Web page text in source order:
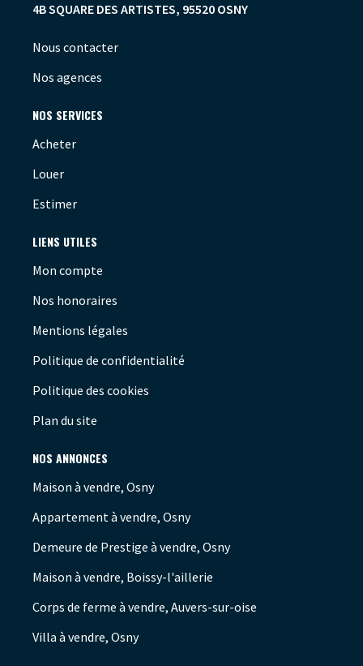
4B SQUARE DES ARTISTES, 95520 OSNY
Nous contacter
Nos agences
NOS SERVICES
Acheter
Louer
Estimer
LIENS UTILES
Mon compte
Nos honoraires
Mentions légales
Politique de confidentialité
Politique des cookies
Plan du site
NOS ANNONCES
Maison à vendre, Osny
Appartement à vendre, Osny
Demeure de Prestige à vendre, Osny
Maison à vendre, Boissy-l'aillerie
Corps de ferme à vendre, Auvers-sur-oise
Villa à vendre, Osny